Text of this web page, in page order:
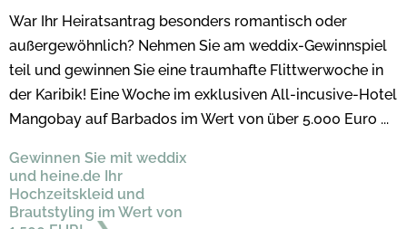
War Ihr Heiratsantrag besonders romantisch oder
außergewöhnlich? Nehmen Sie am weddix-Gewinnspiel
teil und gewinnen Sie eine traumhafte Flittwerwoche in
der Karibik! Eine Woche im exklusiven All-incusive-Hotel
Mangobay auf Barbados im Wert von über 5.000 Euro ...
Gewinnen Sie mit weddix
und heine.de Ihr
Hochzeitskleid und
Brautstyling im Wert von